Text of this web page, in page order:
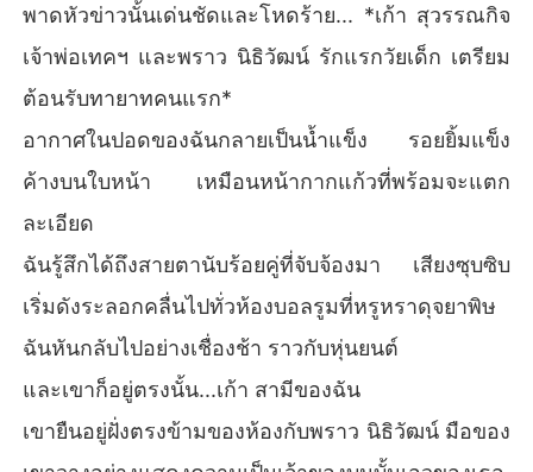
พาดหัวข่าวนั้นเด่นชัดและโหดร้าย... *เก้า สุวรรณกิจ
เจ้าพ่อเทคฯ และพราว นิธิวัฒน์ รักแรกวัยเด็ก เตรียม
ต้อนรับทายาทคนแรก*
อากาศในปอดของฉันกลายเป็นน้ำแข็ง รอยยิ้มแข็ง
ค้างบนใบหน้า เหมือนหน้ากากแก้วที่พร้อมจะแตก
ละเอียด
ฉันรู้สึกได้ถึงสายตานับร้อยคู่ที่จับจ้องมา เสียงซุบซิบ
เริ่มดังระลอกคลื่นไปทั่วห้องบอลรูมที่หรูหราดุจยาพิษ
ฉันหันกลับไปอย่างเชื่องช้า ราวกับหุ่นยนต์
และเขาก็อยู่ตรงนั้น...เก้า สามีของฉัน
เขายืนอยู่ฝั่งตรงข้ามของห้องกับพราว นิธิวัฒน์ มือของ